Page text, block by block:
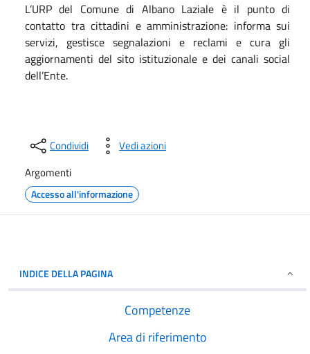
L’URP del Comune di Albano Laziale è il punto di
contatto tra cittadini e amministrazione: informa sui
servizi, gestisce segnalazioni e reclami e cura gli
aggiornamenti del sito istituzionale e dei canali social
dell’Ente.
Condividi
Vedi azioni
Argomenti
Accesso all'informazione
INDICE DELLA PAGINA
Competenze
Area di riferimento